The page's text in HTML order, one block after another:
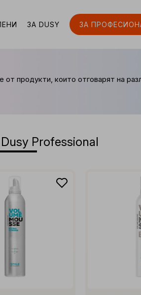
ЗА DUSY ЗА
Professional
продукти, които отговарят на